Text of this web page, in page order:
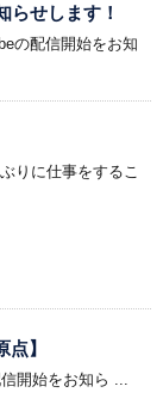
らせします！
の配信開始をお知
りに仕事をするこ
】
開始をお知ら ...